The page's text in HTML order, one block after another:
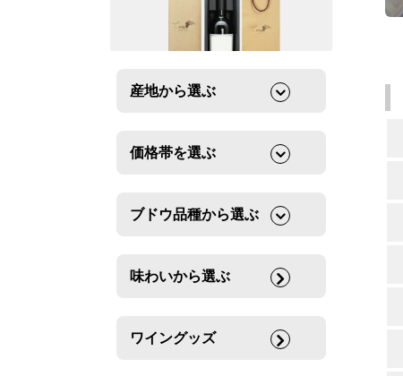
産地から選ぶ
価格帯を選ぶ
ブドウ品種から選ぶ
味わいから選ぶ
ワイングッズ